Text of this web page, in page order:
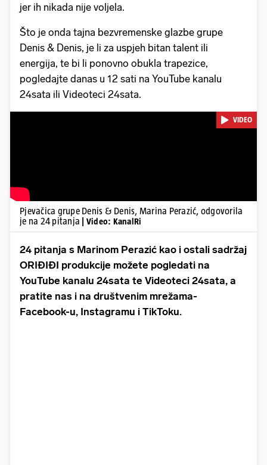
jer ih nikada nije voljela.
Što je onda tajna bezvremenske glazbe grupe
Denis & Denis, je li za uspjeh bitan talent ili
energija, te bi li ponovno obukla trapezice,
pogledajte danas u 12 sati na YouTube kanalu
24sata ili Videoteci 24sata.
VIDEO
Pjevačica grupe Denis & Denis, Marina Perazić, odgovorila
je na 24 pitanja
| Video: KanalRi
24 pitanja s Marinom Perazić kao i ostali sadržaj
ORIĐIĐI produkcije možete pogledati na
YouTube kanalu 24sata te Videoteci 24sata, a
pratite nas i na društvenim mrežama-
Facebook-u, Instagramu i TikToku.